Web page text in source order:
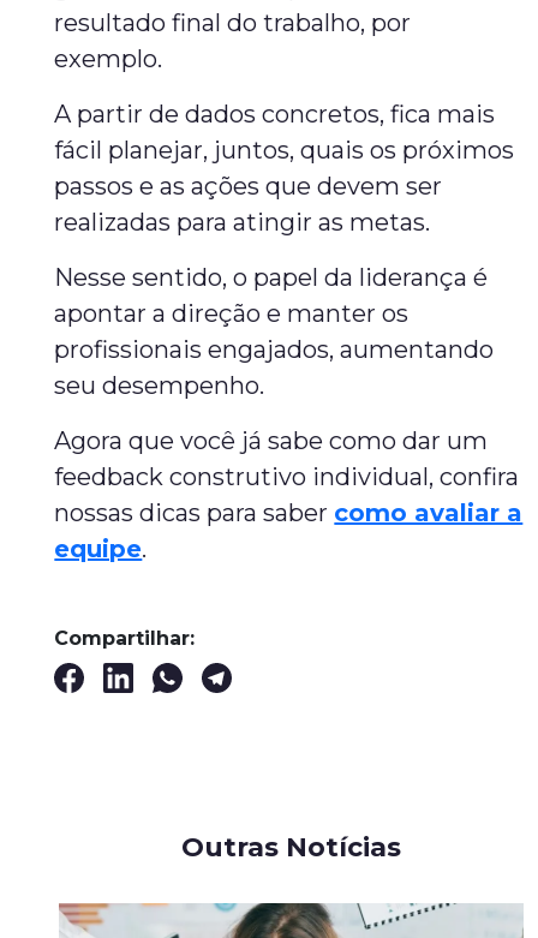
resultado final do trabalho, por
exemplo.
A partir de dados concretos, fica mais
fácil planejar, juntos, quais os próximos
passos e as ações que devem ser
realizadas para atingir as metas.
Nesse sentido, o papel da liderança é
apontar a direção e manter os
profissionais engajados, aumentando
seu desempenho.
Agora que você já sabe como dar um
feedback construtivo individual, confira
nossas dicas para saber como avaliar a
equipe.
Compartilhar:
Outras Notícias